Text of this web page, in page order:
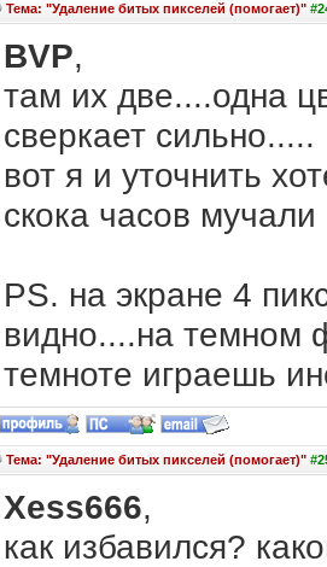
Тема: "Удаление битых пикселей (помогает)"
BVP,
там их две....одна
сверкает сильно.....
вот я и уточнить
скока часов мучали
PS. на экране 4
видно....на темном
темноте играешь
Тема: "Удаление битых пикселей (помогает)"
Xess666,
как избавился?